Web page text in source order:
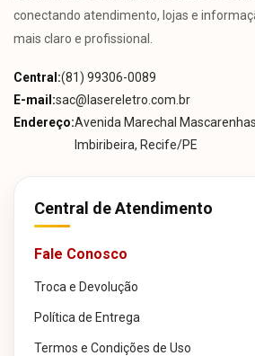
conectando atendimento, lojas e
mais claro e profissional.
Central:(81) 99306-0089
E-mail:sac@lasereletro.com.br
Endereço:Avenida Marechal
Imbiribeira, Recife/PE
Central de Atendimento
Fale Conosco
Troca e Devolução
Política de Entrega
Termos e Condições de Uso